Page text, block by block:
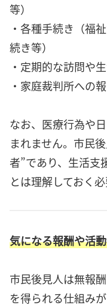
等）
・各種手続き（福
続き等）
・定期的な訪問や
・家庭裁判所への
なお、医療行為や
まれません。市民
者”であり、生活支
とは理解しておく必
気になる報酬や活
市民後見人は無報
を得られる仕組み